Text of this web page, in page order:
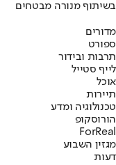
בשיתוף מנורה מבטחים
מדורים
ספורט
תרבות ובידור
לייף סטייל
אוכל
תיירות
טכנולוגיה ומדע
הורוסקופ
ForReal
מגזין השבוע
דעות